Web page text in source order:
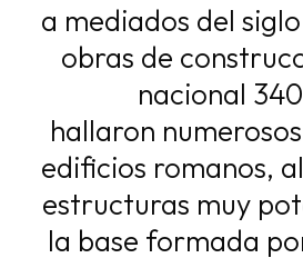
a mediados del
obras de
nacional
hallaron
edificios romanos,
estructuras muy
la base formada